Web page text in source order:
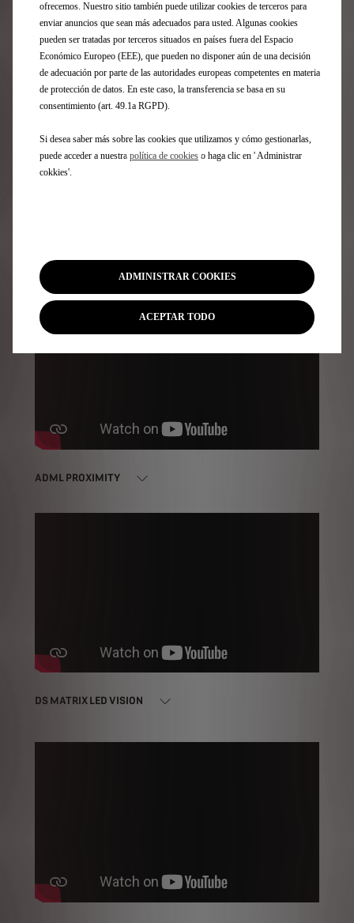
DS IRIS SYSTEM
ADML PROXIMITY
DS MATRIX LED VISION
ofrecemos. Nuestro sitio también puede utilizar cookies de terceros para
enviar anuncios que sean más adecuados para usted. Algunas cookies
pueden ser tratadas por terceros situados en países fuera del Espacio
Económico Europeo (EEE), que pueden no disponer aún de una decisión
de adecuación por parte de las autoridades europeas competentes en materia
de protección de datos. En este caso, la transferencia se basa en su
consentimiento (art. 49.1a RGPD).
Si desea saber más sobre las cookies que utilizamos y cómo gestionarlas,
puede acceder a nuestra política de cookies o haga clic en ' Administrar
cokkies'.
ADMINISTRAR COOKIES
ACEPTAR TODO